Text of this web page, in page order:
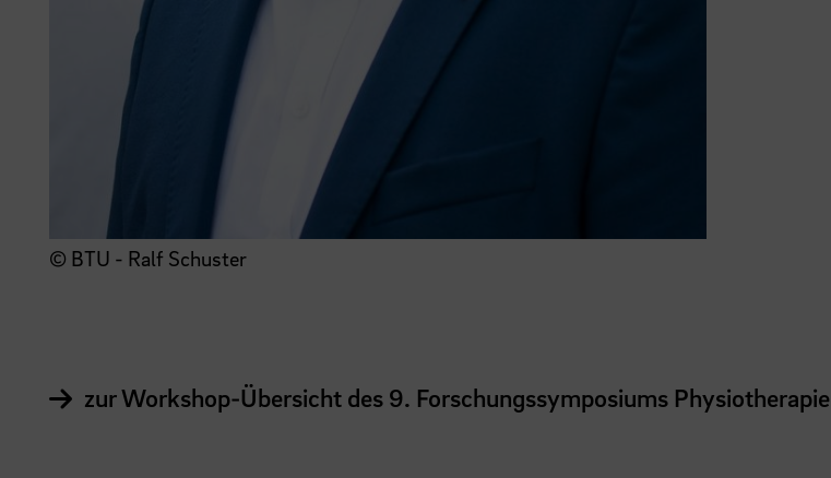
© BTU - Ralf Schuster
zur Workshop-Übersicht des 9. Forschungssymposiums Physiotherapie